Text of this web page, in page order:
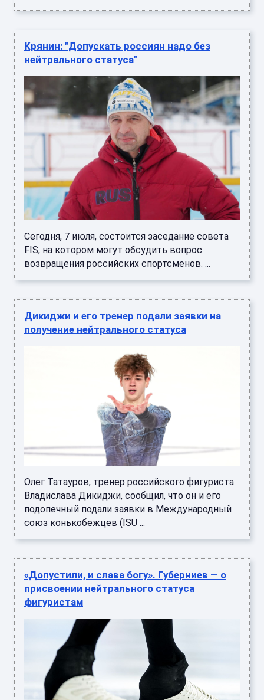
Крянин: "Допускать россиян надо без
нейтрального статуса"
Сегодня, 7 июля, состоится заседание совета
FIS, на котором могут обсудить вопрос
возвращения российских спортсменов. ...
Дикиджи и его тренер подали заявки на
получение нейтрального статуса
Олег Татауров, тренер российского фигуриста
Владислава Дикиджи, сообщил, что он и его
подопечный подали заявки в Международный
союз конькобежцев (ISU ...
«Допустили, и слава богу». Губерниев — о
присвоении нейтрального статуса
фигуристам